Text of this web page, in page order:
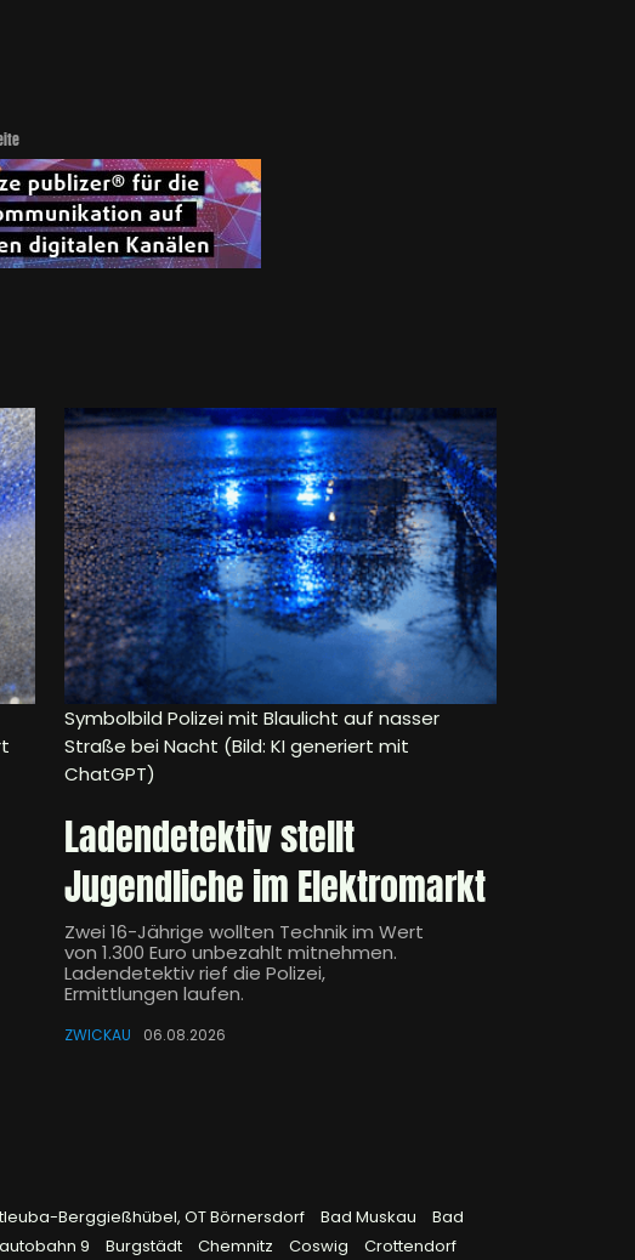
Symbolbild Polizei mit Blaulicht auf nasser
Straße bei Nacht (Bild: KI generiert mit
ChatGPT)
Ladendetektiv stellt
Jugendliche im Elektromarkt
Zwei 16-Jährige wollten Technik im Wert
von 1.300 Euro unbezahlt mitnehmen.
Ladendetektiv rief die Polizei,
Ermittlungen laufen.
ZWICKAU 06.08.2026
Berggießhübel, OT Börnersdorf Bad Muskau
Bad
9 Burgstädt Chemnitz Coswig
Crottendorf